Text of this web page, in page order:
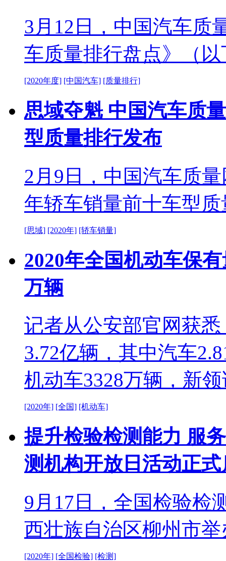
3月12日，中国汽车质
车质量排行盘点》（
[2020年度] [中国汽车] [质量排行]
思域夺魁 中国汽车质
型质量排行发布
2月9日，中国汽车质
年轿车销量前十车型
[思域] [2020年] [轿车销量]
2020年全国机动车保
万辆
记者从公安部官网获
3.72亿辆，其中汽车
机动车3328万辆，新
[2020年] [全国] [机动车]
提升检验检测能力 服
测机构开放日活动正式
9月17日，全国检验检
西壮族自治区柳州市举
[2020年] [全国检验] [检测]